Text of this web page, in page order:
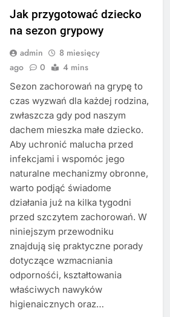
Jak przygotować dziecko
na sezon grypowy
admin
8 miesięcy
ago
0 4 mins
Sezon zachorowań na grypę to
czas wyzwań dla każdej rodzina,
zwłaszcza gdy pod naszym
dachem mieszka małe dziecko.
Aby uchronić malucha przed
infekcjami i wspomóc jego
naturalne mechanizmy obronne,
warto podjąć świadome
działania już na kilka tygodni
przed szczytem zachorowań. W
niniejszym przewodniku
znajdują się praktyczne porady
dotyczące wzmacniania
odpornośći, kształtowania
właściwych nawyków
higienaicznych oraz…